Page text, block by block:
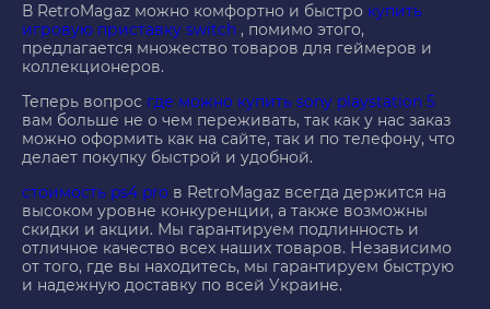
В RetroMagaz можно комфортно и быстро купить
игровую приставку switch , помимо этого,
предлагается множество товаров для геймеров и
коллекционеров.
Теперь вопрос где можно купить sony playstation 5
вам больше не о чем переживать, так как у нас заказ
можно оформить как на сайте, так и по телефону, что
делает покупку быстрой и удобной.
стоимость ps4 pro в RetroMagaz всегда держится на
высоком уровне конкуренции, а также возможны
скидки и акции. Мы гарантируем подлинность и
отличное качество всех наших товаров. Независимо
от того, где вы находитесь, мы гарантируем быструю
и надежную доставку по всей Украине.